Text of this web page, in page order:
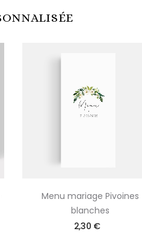
Menu mariage Pivoines
blanches
2,30 €